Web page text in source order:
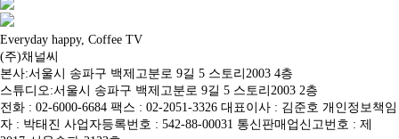
Everyday happy, Coffee TV
(주)채널씨
본사:서울시 송파구 백제고분로 9길 5 스토리2003 4층
스튜디오:서울시 송파구 백제고분로 9길 5 스토리2003 2층
전화 : 02-6000-6684 팩스 : 02-2051-3326 대표이사 : 김준호 개인정보책임
자 : 박태진 사업자등록번호 : 542-88-00031 통신판매업신고번호 : 제